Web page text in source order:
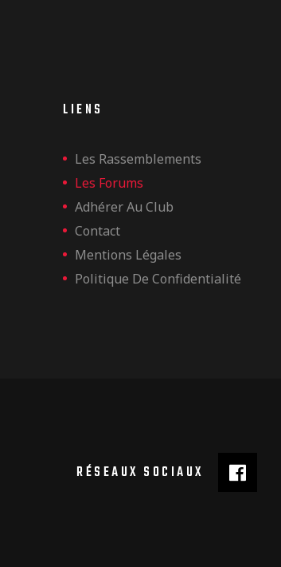
LIENS
Les Rassemblements
Les Forums
Adhérer Au Club
Contact
Mentions Légales
Politique De Confidentialité
RÉSEAUX SOCIAUX